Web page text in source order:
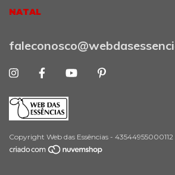
NATAL
Copyright Web das Essências -